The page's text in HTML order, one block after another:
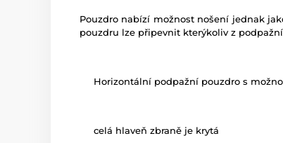
Pouzdro nabízí možnost nošení jednak
pouzdru lze připevnit kterýkoliv z
Horizontální podpažní pouzdro s
celá hlaveň zbraně je krytá